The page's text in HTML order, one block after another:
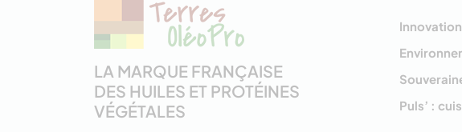
LA MARQUE FRANÇAISE
DES HUILES ET PROTÉINES
VÉGÉTALES
Innovation
Puls’ :